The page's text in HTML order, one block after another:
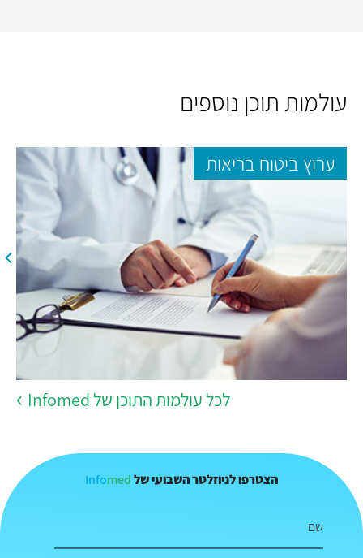
עולמות תוכן נוספים
ערוץ ביטוח בריאות
לכל עולמות התוכן של Infomed
הצטרפו לניוזלטר השבועי של Infomed
שם